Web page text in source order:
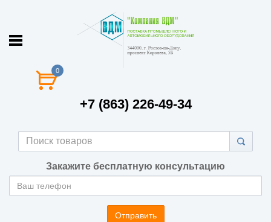
0
+7 (863) 226-49-34
Закажите бесплатную консультацию
Отправить